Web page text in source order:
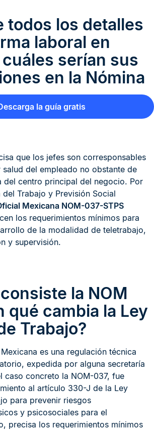
todos los detalles
laboral en
serían sus
en la Nómina
la guía gratis
que los jefes son corresponsables
del empleado no obstante de
del centro principal del negocio. Por
Trabajo y Previsión Social
Mexicana NOM-037-STPS
los requerimientos mínimos para
de la modalidad de teletrabajo,
y supervisión.
la NOM
qué cambia la Ley
Trabajo?
es una regulación técnica
expedida por alguna secretaría
caso concreto la NOM-037, fue
al artículo 330-J de la Ley
para prevenir riesgos
y psicosociales para el
precisa los requerimientos mínimos